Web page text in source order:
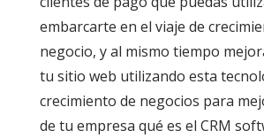
embarcarte en el viaje de
negocio, y al mismo tiempo
tu sitio web utilizando esta
crecimiento de negocios para
de tu empresa qué es el CRM